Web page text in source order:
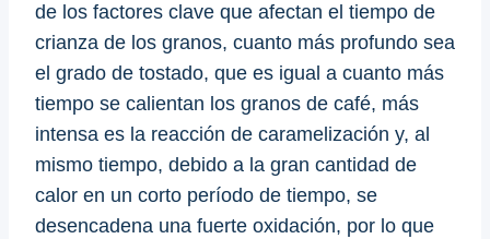
de los factores clave que afectan el tiempo de
crianza de los granos, cuanto más profundo sea
el grado de tostado, que es igual a cuanto más
tiempo se calientan los granos de café, más
intensa es la reacción de caramelización y, al
mismo tiempo, debido a la gran cantidad de
calor en un corto período de tiempo, se
desencadena una fuerte oxidación, por lo que